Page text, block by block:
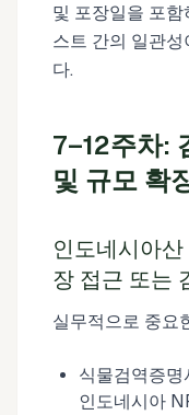
및 포장일을 포함
스트 간의 일관성
다.
7–12주차:
및 규모 확
인도네시아
장 접근 또는
실무적으로 중요
식물검역증
인도네시아